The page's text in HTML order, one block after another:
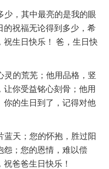
少，其中最亮的是我的眼
的祝福无论得到多少，希
祝生日快乐！ 爸，生日快
灵的荒芜；他用品格，竖
你受益铭心刻骨；他用
你的生日到了，记得对他
蓝天；您的怀抱，胜过阳
怨；您的恩情，难以偿
爸爸生日快乐！